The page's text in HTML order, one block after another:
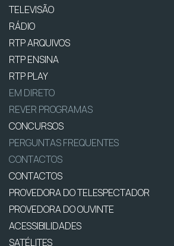
TELEVISÃO
RÁDIO
RTP ARQUIVOS
RTP ENSINA
RTP PLAY
EM DIRETO
REVER PROGRAMAS
CONCURSOS
PERGUNTAS FREQUENTES
CONTACTOS
CONTACTOS
PROVEDORA DO TELESPECTADOR
PROVEDORA DO OUVINTE
ACESSIBILIDADES
SATÉLITES